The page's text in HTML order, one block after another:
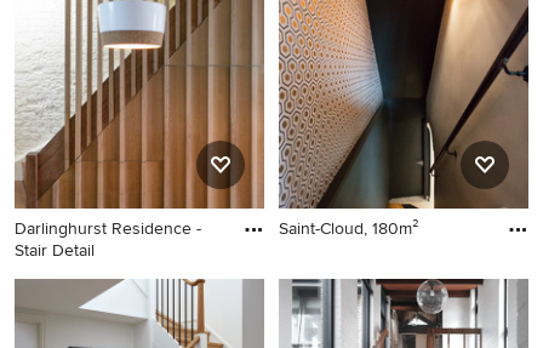
Darlinghurst Residence -
Stair Detail
Saint-Cloud, 180m²